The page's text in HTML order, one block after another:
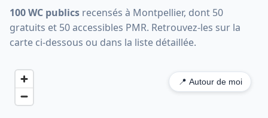
100 WC publics recensés à Montpellier, dont 50
gratuits et 50 accessibles PMR. Retrouvez-les sur la
carte ci-dessous ou dans la liste détaillée.
📍 Autour de moi